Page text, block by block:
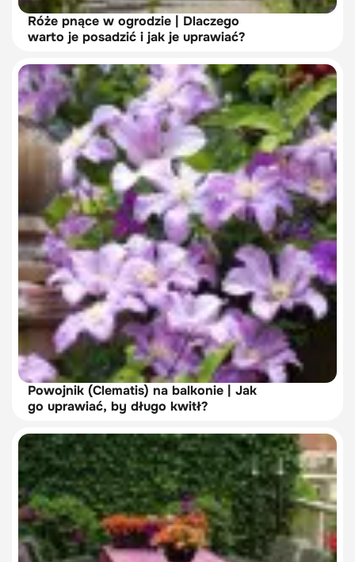
Róże pnące w ogrodzie | Dlaczego
warto je posadzić i jak je uprawiać?
Powojnik (Clematis) na balkonie | Jak
go uprawiać, by długo kwitł?